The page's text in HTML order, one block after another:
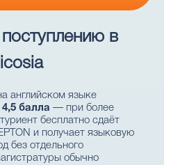
поступлению в
английском языке
4,5 балла — при более
бесплатно сдаёт
и получает языковую
без отдельного
обычно